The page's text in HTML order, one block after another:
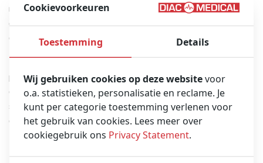
materialen en maken een perfecte immobilisatie van de
onderste en bovenste ledematen mogelijk door de binnenlucht
eruit te zuigen.
problemen voor de patiënt te voorkomen. Het is mogelijk om een
enkele vacuümspalk te bestellen of een complete set met
spalken voor been, arm en onderarm, een pomp voor het vacuüm
en een nylon zak. Alle spalken zijn röntgentransparant.
Cookievoorkeuren
Toestemming Details
Wij gebruiken cookies op deze websitevoor
o.a. statistieken, personalisatie en reclame. Je
kunt per categorie toestemming verlenen voor
het gebruik van cookies. Lees meer over
cookiegebruik ons Privacy Statement.